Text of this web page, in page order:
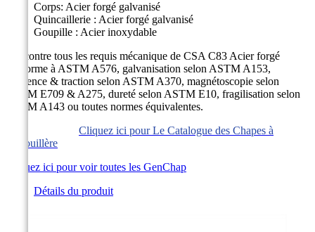
Corps: Acier forgé galvanisé
Quincaillerie : Acier forgé galvanisé
Goupille : Acier inoxydable
Rencontre tous les requis mécanique de CSA C83 Acier forgé
conforme à ASTM A576, galvanisation selon ASTM A153,
résilience & traction selon ASTM A370, magnétoscopie selon
ASTM E709 & A275, dureté selon ASTM E10, fragilisation selon
ASTM A143 ou toutes normes équivalentes.
Cliquez ici pour Le Catalogue des Chapes à
Genouillère
Cliquez ici pour voir toutes les GenChap
Détails du produit